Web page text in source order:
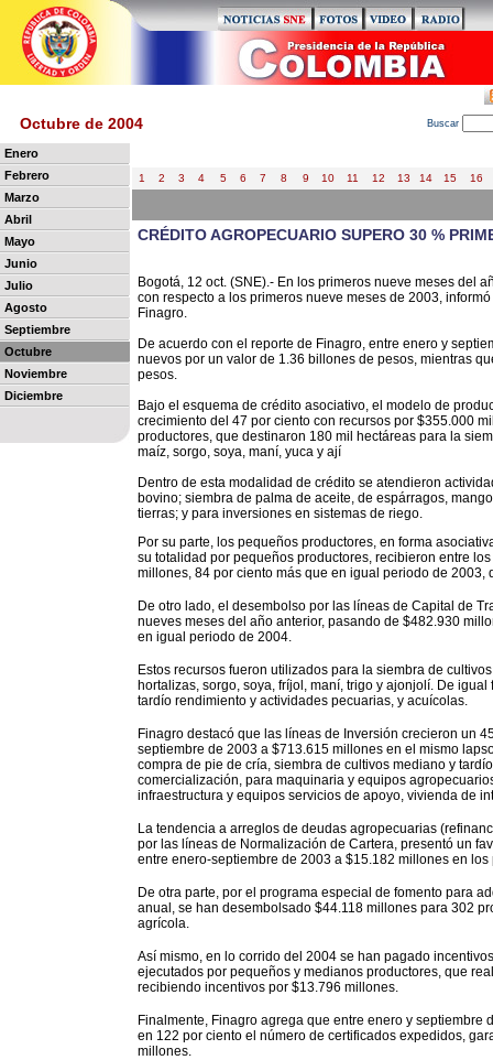
Octubre de 2004 Buscar
Enero
Febrero
Marzo
Abril
Mayo
Junio
Julio
Agosto
Septiembre
Octubre
Noviembre
Diciembre
1 2 3 4 5 6 7 8 9 10 11 12 13 14 15 16
CRÉDITO AGROPECUARIO SUPERO 30 %
Bogotá, 12 oct. (SNE).- En los primeros nueve meses del
con respecto a los primeros nueve meses de 2003,
Finagro.
De acuerdo con el reporte de Finagro, entre enero y
nuevos por un valor de 1.36 billones de pesos, mientras
pesos.
Bajo el esquema de crédito asociativo, el modelo de
crecimiento del 47 por ciento con recursos por $355.000
productores, que destinaron 180 mil hectáreas para la
maíz, sorgo, soya, maní, yuca y ají
Dentro de esta modalidad de crédito se atendieron
bovino; siembra de palma de aceite, de espárragos,
tierras; y para inversiones en sistemas de riego.
Por su parte, los pequeños productores, en forma
su totalidad por pequeños productores, recibieron entre
millones, 84 por ciento más que en igual periodo de
De otro lado, el desembolso por las líneas de Capital de
nueves meses del año anterior, pasando de $482.930
en igual periodo de 2004.
Estos recursos fueron utilizados para la siembra de
hortalizas, sorgo, soya, fríjol, maní, trigo y ajonjolí. De
tardío rendimiento y actividades pecuarias, y acuícolas.
Finagro destacó que las líneas de Inversión crecieron un
septiembre de 2003 a $713.615 millones en el mismo
compra de pie de cría, siembra de cultivos mediano y
comercialización, para maquinaria y equipos
infraestructura y equipos servicios de apoyo, vivienda de
La tendencia a arreglos de deudas agropecuarias
por las líneas de Normalización de Cartera, presentó un
entre enero-septiembre de 2003 a $15.182 millones en
De otra parte, por el programa especial de fomento para
anual, se han desembolsado $44.118 millones para 302
agrícola.
Así mismo, en lo corrido del 2004 se han pagado
ejecutados por pequeños y medianos productores, que
recibiendo incentivos por $13.796 millones.
Finalmente, Finagro agrega que entre enero y septiembre
en 122 por ciento el número de certificados expedidos,
millones.